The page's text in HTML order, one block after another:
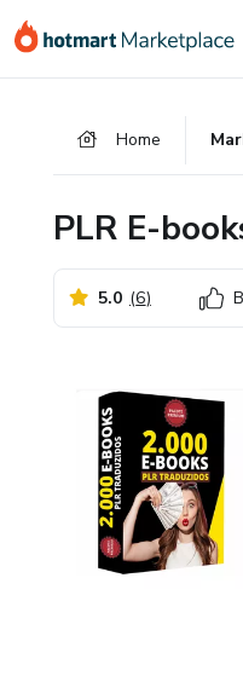
para
para
para
Home
PLR E-
5.0 (6)